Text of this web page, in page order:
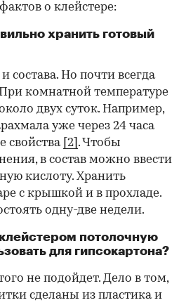
о клейстере:
хранить готовый
состава. Но почти всегда
комнатной температуре
двух суток. Например,
уже через 24 часа
свойства [2] . Чтобы
в состав можно ввести
кислоту. Хранить
с крышкой и в прохладе.
одну-две недели.
потолочную
для гипсокартона?
не подойдет. Дело в том,
сделаны из пластика и